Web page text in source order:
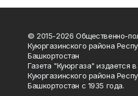
© 2015-2026 Общественно-
Куюргазинского района
Башкортостан
Газета "Куюргаза" издается
Куюргазинского района
Башкортостан с 1935 года.